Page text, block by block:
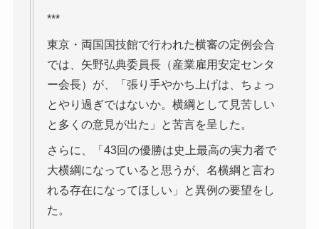
***
東京・両国国技館で行われた横審の定例会合
では、矢野弘典委員長（産業雇用安定センタ
ー会長）が、「張り手やかち上げは、ちょっ
とやり過ぎではないか。横綱として見苦しい
と多くの意見が出た」と苦言を呈した。
さらに、「43回の優勝は史上最高の実力者で
大横綱になっていると思うが、名横綱と言わ
れる存在になってほしい」と異例の要望をし
た。